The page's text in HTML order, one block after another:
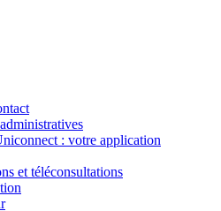
: votre application
et téléconsultations